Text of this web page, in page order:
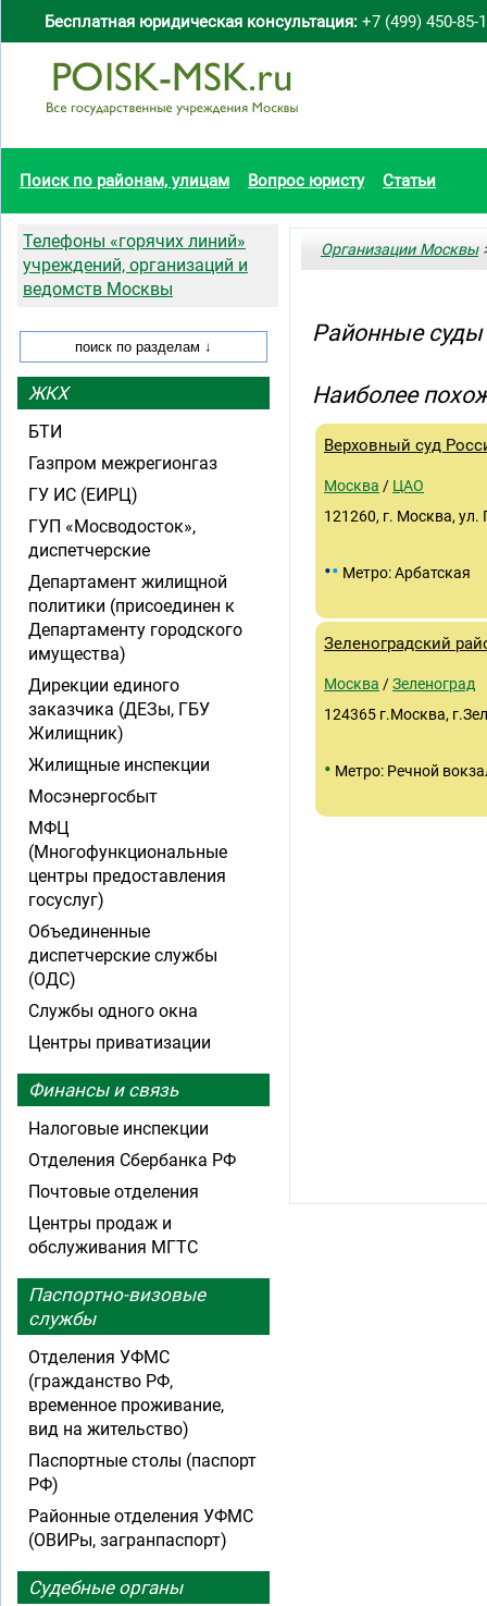
Бесплатная юридическая консультация: +7 (499) 450-85-
Поиск по районам, улицам Вопрос юристу Статьи
Организации Москвы
Районные
Наиболее
Верховный суд
Москва / ЦАО
121260, г. Москва, ул.
•• Метро: Арбатская
Зеленоградский
Москва /Зеленоград
124365 г.Москва,
• Метро: Речной
Телефоны «горячих линий»
учреждений, организаций и
ведомств Москвы
ЖКХ
БТИ
Газпром межрегионгаз
ГУ ИС (ЕИРЦ)
ГУП «Мосводосток»,
диспетчерские
Департамент жилищной
политики (присоединен к
Департаменту городского
имущества)
Дирекции единого
заказчика (ДЕЗы, ГБУ
Жилищник)
Жилищные инспекции
Мосэнергосбыт
МФЦ
(Многофункциональные
центры предоставления
госуслуг)
Объединенные
диспетчерские службы
(ОДС)
Службы одного окна
Центры приватизации
Финансы и связь
Налоговые инспекции
Отделения Сбербанка РФ
Почтовые отделения
Центры продаж и
обслуживания МГТС
Паспортно-визовые
службы
Отделения УФМС
(гражданство РФ,
временное проживание,
вид на жительство)
Паспортные столы (паспорт
РФ)
Районные отделения УФМС
(ОВИРы, загранпаспорт)
Судебные органы